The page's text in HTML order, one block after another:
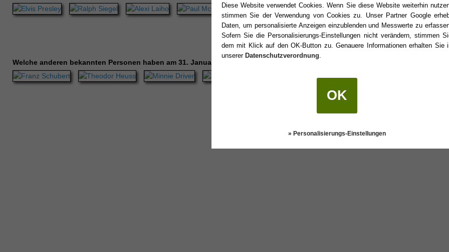
Welche anderen bekannten Personen haben am 31. Januar Geburtstag?
Diese Website verwendet Cookies. Wenn Sie diese Website weiterhin
stimmen Sie der Verwendung von Cookies zu. Unser Partner Google
Daten, um personalisierte Anzeigen einzublenden und Messwerte zu
Sofern Sie die Personalisierungs-Einstellungen nicht verändern, stimmen
dem mit Klick auf den OK-Button zu. Genauere Informationen erhalten Sie
unserer Datenschutzverordnung.
OK
» Personalisierungs-Einstellungen